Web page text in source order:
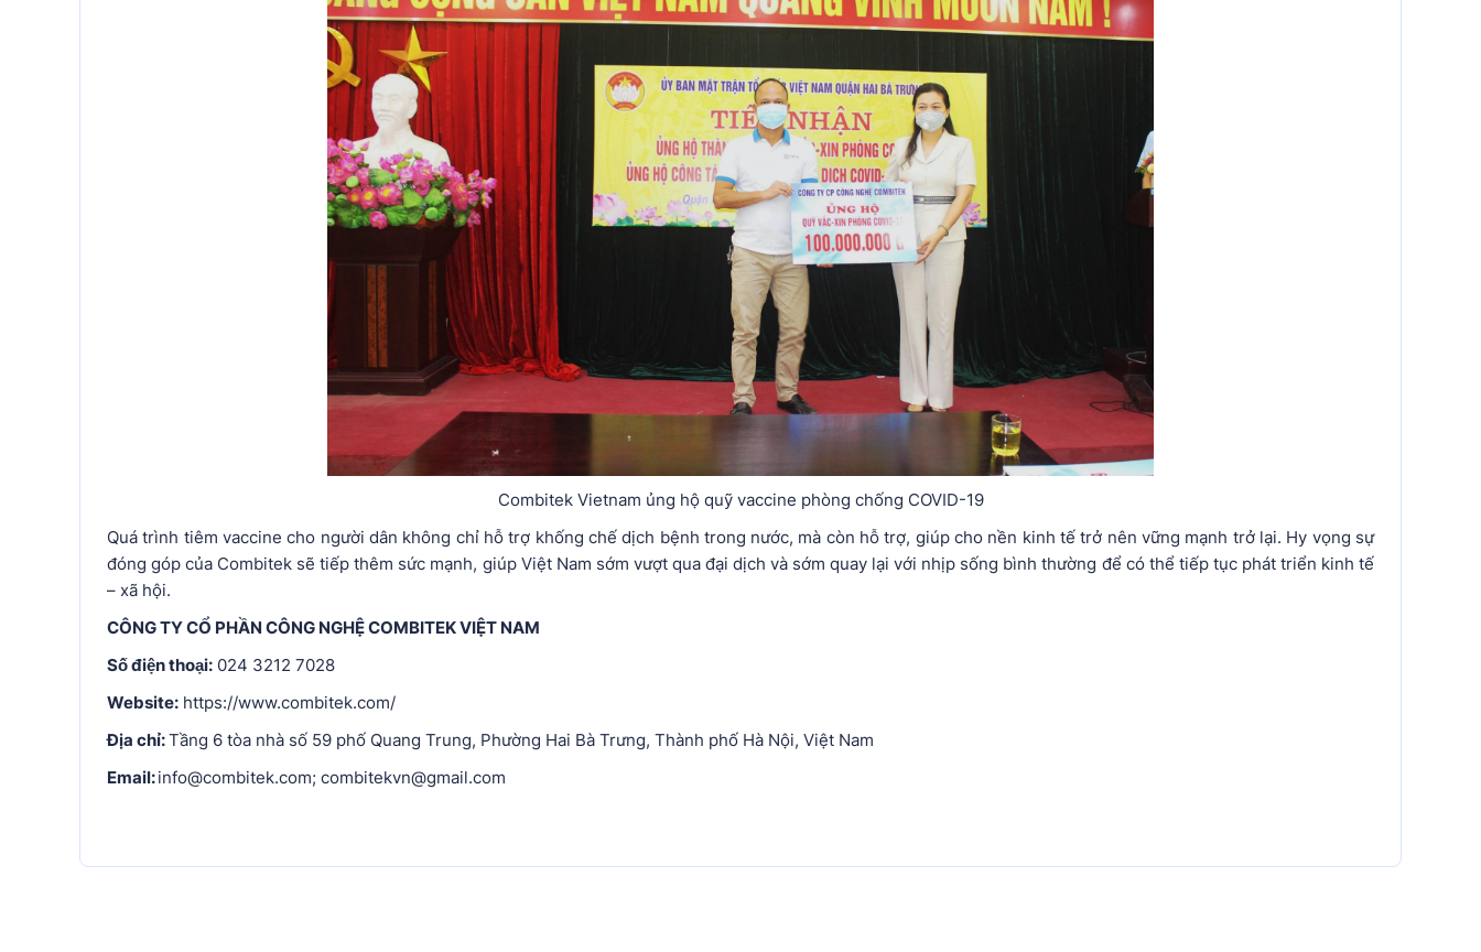
Combitek Vietnam ủng hộ quỹ vaccine phòng chống COVID-19
Quá trình tiêm vaccine cho người dân không chỉ hỗ trợ khống chế dịch bệnh trong nước, mà còn hỗ trợ, giúp cho nền kinh tế trở nên vững mạnh trở lại. Hy vọng sự
đóng góp của Combitek sẽ tiếp thêm sức mạnh, giúp Việt Nam sớm vượt qua đại dịch và sớm quay lại với nhịp sống bình thường để có thể tiếp tục phát triển kinh tế
– xã hội.
CÔNG TY CỔ PHẦN CÔNG NGHỆ COMBITEK VIỆT NAM
Số điện thoại: 024 3212 7028
Website: https://www.combitek.com/
Địa chỉ:Tầng 6 tòa nhà số 59 phố Quang Trung, Phường Hai Bà Trưng, Thành phố Hà Nội, Việt Nam
Email:info@combitek.com; combitekvn@gmail.com